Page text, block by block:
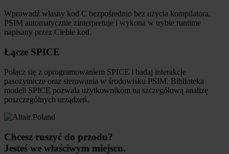
Wprowadź własny kod C bezpośrednio bez użycia kompilatora.
PSIM automatycznie zinterpretuje i wykona w trybie runtime
napisany przez Ciebie kod.
Łącze SPICE
Połącz się z oprogramowaniem SPICE i badaj interakcje
pasożytnicze oraz sterowania w środowisku PSIM. Biblioteka
modeli SPICE pozwala użytkownikom na szczegółową analizę
poszczególnych urządzeń.
Chcesz ruszyć do przodu?
Jesteś we właściwym miejscu.